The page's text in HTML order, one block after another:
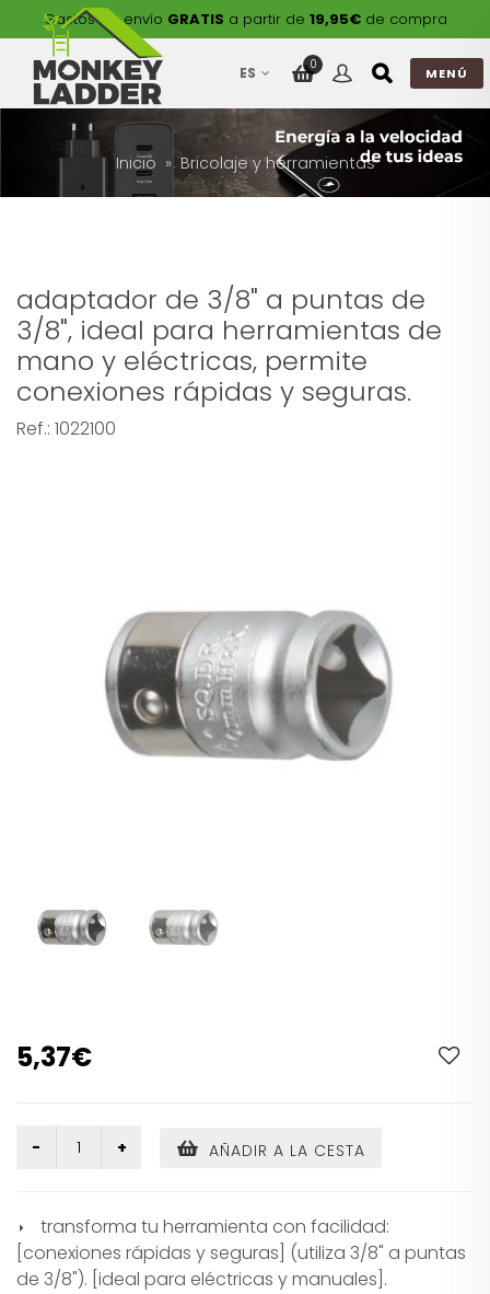
Gastos de envío GRATIS a partir de 19,95€de compra
ES 0
MENÚ
Inicio Bricolaje y herramientas
adaptador de 3/8" a puntas de
3/8", ideal para herramientas de
mano y eléctricas, permite
conexiones rápidas y seguras.
Ref.: 1022100
5,37€
AÑADIR A LA CESTA
transforma tu herramienta con facilidad:
[conexiones rápidas y seguras] (utiliza 3/8" a puntas
de 3/8"). [ideal para eléctricas y manuales].